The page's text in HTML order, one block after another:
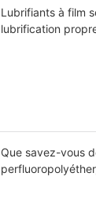
Lubrifiants à film
lubrification
Que savez-vous